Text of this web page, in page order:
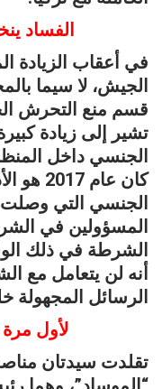
الفساد
في أعقاب الزيادة
الجيش، لا سيما
قسم منع التحرش
تشير إلى زيادة
الجنسي داخل
كان
الجنسي التي
المسؤولين في
الشرطة في ذلك
أنه لن يتعامل مع
الرسائل المجهولة
لأول
تقلدت سيدتان